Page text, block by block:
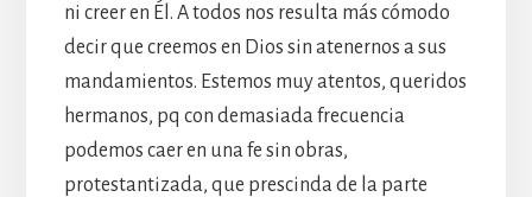
ni creer en Él. A todos nos resulta más cómodo
decir que creemos en Dios sin atenernos a sus
mandamientos. Estemos muy atentos, queridos
hermanos, pq con demasiada frecuencia
podemos caer en una fe sin obras,
protestantizada, que prescinda de la parte